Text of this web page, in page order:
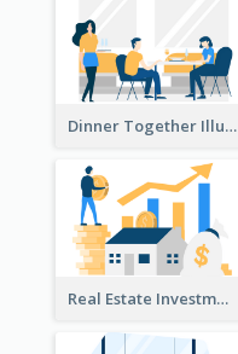
Dinner Together Illustration
Real Estate Investment Illustration